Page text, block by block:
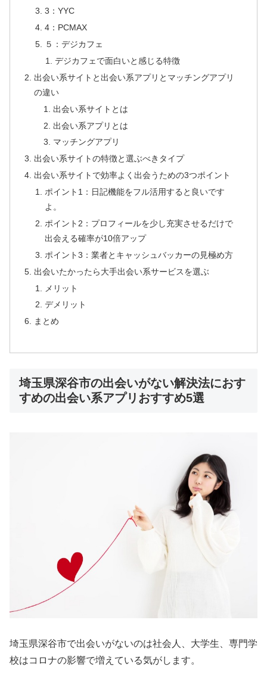
3：YYC
4：PCMAX
５：デジカフェ
デジカフェで面白いと感じる特徴
出会い系サイトと出会い系アプリとマッチングアプリ
の違い
出会い系サイトとは
出会い系アプリとは
マッチングアプリ
出会い系サイトの特徴と選ぶべきタイプ
出会い系サイトで効率よく出会うための3つポイント
ポイント1：日記機能をフル活用すると良いです
よ。
ポイント2：プロフィールを少し充実させるだけで
出会える確率が10倍アップ
ポイント3：業者とキャッシュバッカーの見極め方
出会いたかったら大手出会い系サービスを選ぶ
メリット
デメリット
まとめ
埼玉県深谷市の出会いがない解決法におす
すめの出会い系アプリおすすめ5選
埼玉県深谷市で出会いがないのは社会人、大学生、専門学
校はコロナの影響で増えている気がします。